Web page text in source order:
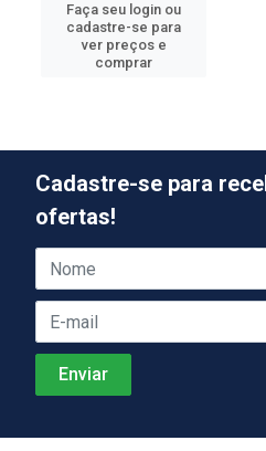
Faça seu login ou
cadastre-se para
ver preços e
comprar
Cadastre-se para
ofertas!